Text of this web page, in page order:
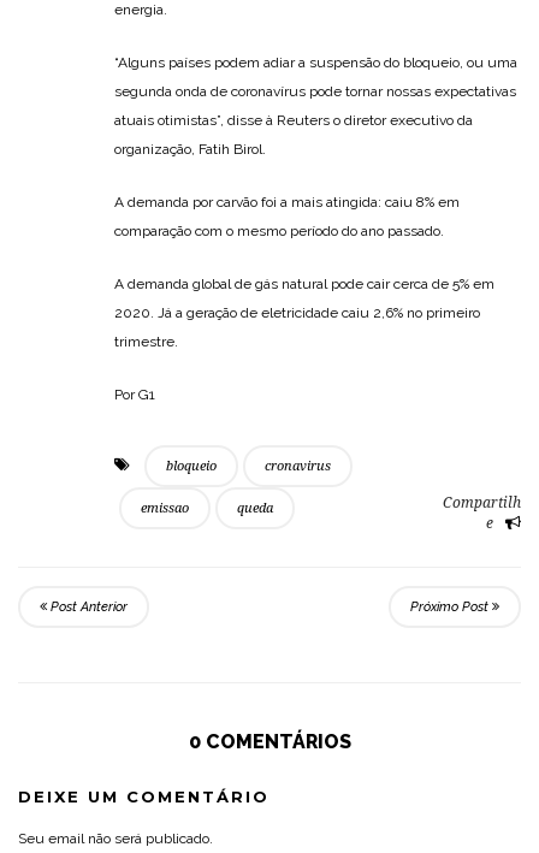
energia.
“Alguns países podem adiar a suspensão do bloqueio, ou uma
segunda onda de coronavírus pode tornar nossas expectativas
atuais otimistas”, disse à Reuters o diretor executivo da
organização, Fatih Birol.
A demanda por carvão foi a mais atingida: caiu 8% em
comparação com o mesmo período do ano passado.
A demanda global de gás natural pode cair cerca de 5% em
2020. Já a geração de eletricidade caiu 2,6% no primeiro
trimestre.
Por G1
bloqueio cronavirus
emissao queda
Compartilh
e
Post Anterior Próximo Post
0 COMENTÁRIOS
DEIXE UM COMENTÁRIO
Seu email não será publicado.